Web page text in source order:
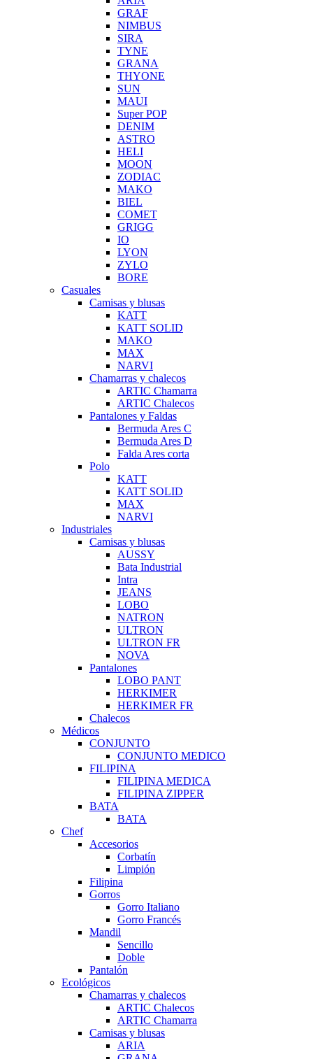
GRAF
NIMBUS
SIRA
TYNE
GRANA
THYONE
SUN
MAUI
Super POP
DENIM
ASTRO
HELI
MOON
ZODIAC
MAKO
BIEL
COMET
GRIGG
IO
LYON
ZYLO
BORE
Casuales
Camisas y blusas
KATT
KATT SOLID
MAKO
MAX
NARVI
Chamarras y chalecos
ARTIC Chamarra
ARTIC Chalecos
Pantalones y Faldas
Bermuda Ares C
Bermuda Ares D
Falda Ares corta
Polo
KATT
KATT SOLID
MAX
NARVI
Industriales
Camisas y blusas
AUSSY
Bata Industrial
Intra
JEANS
LOBO
NATRON
ULTRON
ULTRON FR
NOVA
Pantalones
LOBO PANT
HERKIMER
HERKIMER FR
Chalecos
Médicos
CONJUNTO
CONJUNTO MEDICO
FILIPINA
FILIPINA MEDICA
FILIPINA ZIPPER
BATA
BATA
Chef
Accesorios
Corbatín
Limpión
Filipina
Gorros
Gorro Italiano
Gorro Francés
Mandil
Sencillo
Doble
Pantalón
Ecológicos
Chamarras y chalecos
ARTIC Chalecos
ARTIC Chamarra
Camisas y blusas
ARIA